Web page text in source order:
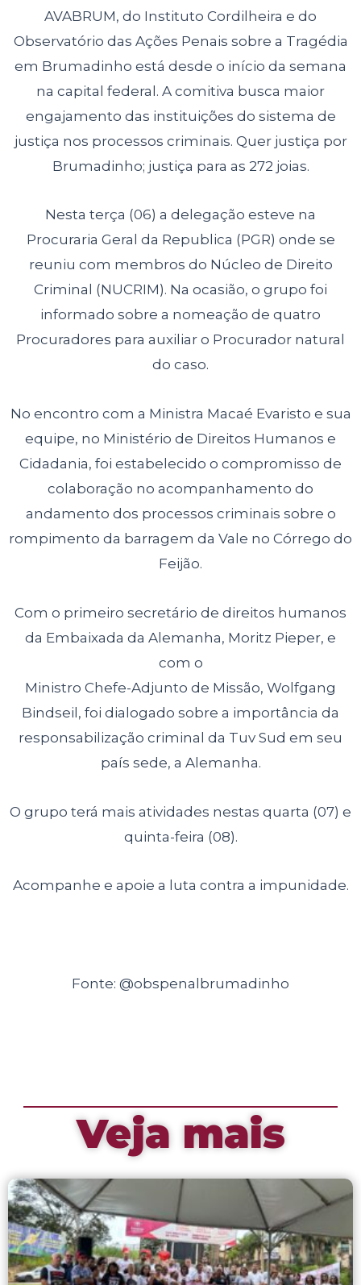
AVABRUM, do Instituto Cordilheira e do
Observatório das Ações Penais sobre a Tragédia
em Brumadinho está desde o início da semana
na capital federal. A comitiva busca maior
engajamento das instituições do sistema de
justiça nos processos criminais. Quer justiça por
Brumadinho; justiça para as 272 joias.
Nesta terça (06) a delegação esteve na
Procuraria Geral da Republica (PGR) onde se
reuniu com membros do Núcleo de Direito
Criminal (NUCRIM). Na ocasião, o grupo foi
informado sobre a nomeação de quatro
Procuradores para auxiliar o Procurador natural
do caso.
No encontro com a Ministra Macaé Evaristo e sua
equipe, no Ministério de Direitos Humanos e
Cidadania, foi estabelecido o compromisso de
colaboração no acompanhamento do
andamento dos processos criminais sobre o
rompimento da barragem da Vale no Córrego do
Feijão.
Com o primeiro secretário de direitos humanos
da Embaixada da Alemanha, Moritz Pieper, e
com o
Ministro Chefe-Adjunto de Missão, Wolfgang
Bindseil, foi dialogado sobre a importância da
responsabilização criminal da Tuv Sud em seu
país sede, a Alemanha.
O grupo terá mais atividades nestas quarta (07) e
quinta-feira (08).
Acompanhe e apoie a luta contra a impunidade.
Fonte: @obspenalbrumadinho
Veja mais